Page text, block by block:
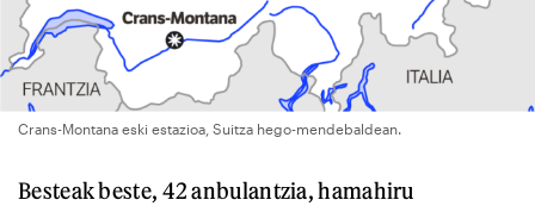
Crans-Montana eski estazioa, Suitza hego-mendebaldean.
Besteak beste, 42 anbulantzia, hamahiru